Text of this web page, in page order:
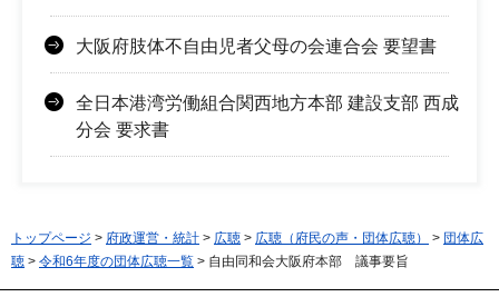
大阪府肢体不自由児者父母の会連合会 要望書
全日本港湾労働組合関西地方本部 建設支部 西成
分会 要求書
トップページ > 府政運営・統計 > 広聴 > 広聴（府民の声・団体広聴） > 団体広
聴 > 令和6年度の団体広聴一覧 > 自由同和会大阪府本部 議事要旨